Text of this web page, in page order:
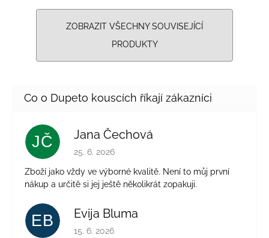
ZOBRAZIT VŠECHNY SOUVISEJÍCÍ
PRODUKTY
JČ Jana Čechová
Hodnocení obchodu je 5 z 5 hvězdiček.
25. 6. 2026
Zboží jako vždy ve výborné kvalitě. Není to můj první
nákup a určitě si jej ještě několikrát zopakuji.
EB Evija Bluma
Hodnocení obchodu je 5 z 5 hvězdiček.
15. 6. 2026